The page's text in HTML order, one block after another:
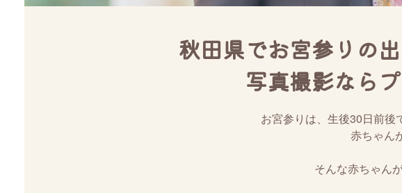
秋田県でお宮参りの
写真撮影なら
お宮参りは、生後30日前後
赤ちゃん
そんな赤ちゃん